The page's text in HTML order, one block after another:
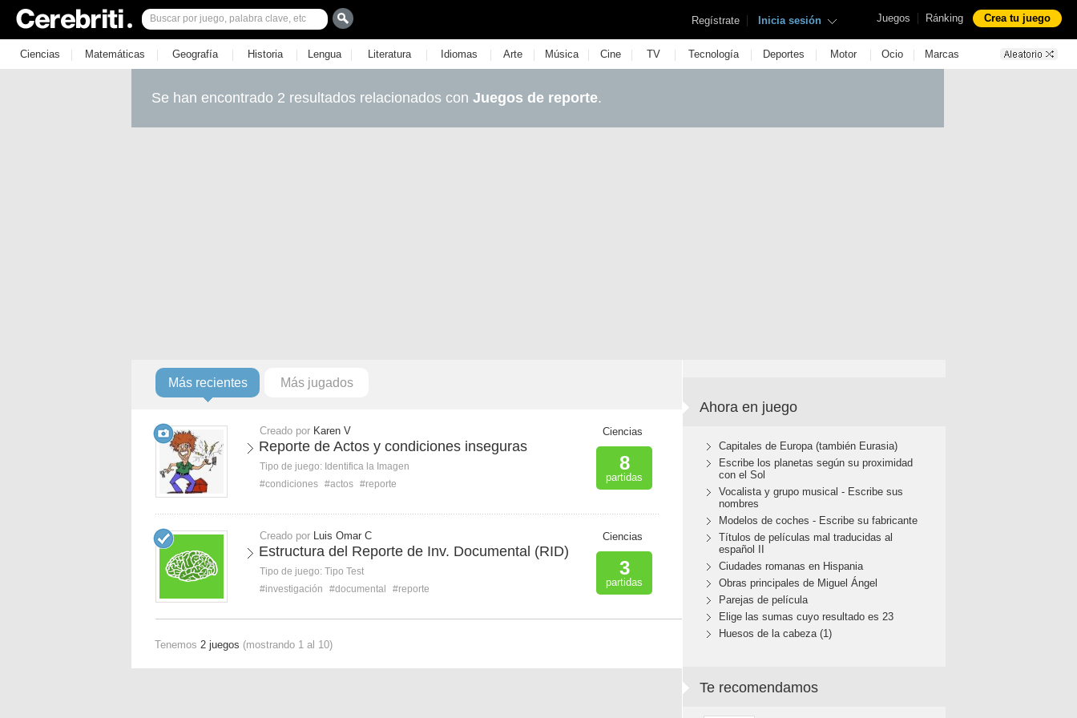
Juegos | Ránking Crea tu juego
Regístrate | Inicia sesión
Ciencias | Matemáticas | Geografía | Historia | Lengua | Literatura | Idiomas | Arte | Música | Cine | TV | Tecnología | Deportes | Motor | Ocio | Marcas
Se han encontrado 2 resultados relacionados con Juegos de reporte.
Más recientes Más jugados
Creado por Karen V
Reporte de Actos y condiciones inseguras
Tipo de juego: Identifica la Imagen
#condiciones #actos #reporte
Ciencias
8
partidas
Creado por Luis Omar C
Estructura del Reporte de Inv. Documental (RID)
Tipo de juego: Tipo Test
#investigación
#documental #reporte
Ciencias
3
partidas
Tenemos 2 juegos (mostrando 1 al 10)
Ahora en juego
Capitales de Europa (también Eurasia)
Escribe los planetas según su proximidad
con el Sol
Vocalista y grupo musical - Escribe sus
nombres
Modelos de coches - Escribe su fabricante
Títulos de películas mal traducidas al
español II
Ciudades romanas en Hispania
Obras principales de Miguel Ángel
Parejas de película
Elige las sumas cuyo resultado es 23
Huesos de la cabeza (1)
Te recomendamos